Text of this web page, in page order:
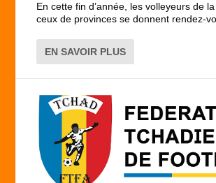
En cette fin d’année, les volleyeurs de
ceux de provinces se donnent rendez-
EN SAVOIR PLUS